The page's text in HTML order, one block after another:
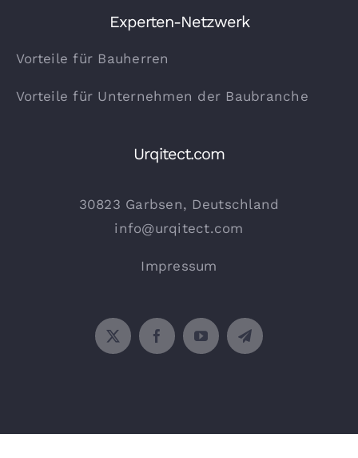
Urqitect.com
30823 Garbsen, Deutschland
info@urqitect.com
Impressum
Experten-Netzwerk
Vorteile für Bauherren
Vorteile für Unternehmen der Baubranche